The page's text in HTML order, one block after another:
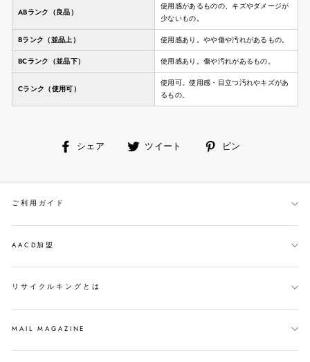
ABランク（良品）
使用感があるものの、キズやダメージが
少ないもの。
Bランク（並品上） 使用感あり。やや傷や汚れがあるもの。
BCランク（並品下） 使用感あり。傷や汚れがあるもの。
Cランク（使用可）
使用可。使用感・目立つ汚れやキズがあ
るもの。
シェア
facebookツイート ピン
ご利用ガイド
AACD加盟
リサイクルキングとは
MAIL MAGAZINE